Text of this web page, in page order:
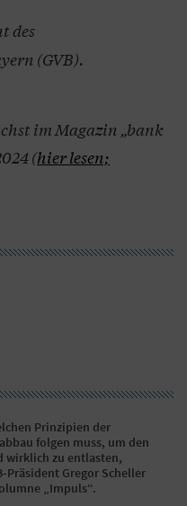
des
(GVB).
im Magazin „bank
(hier lesen;
Prinzipien der
folgen muss, um den
wirklich zu entlasten,
Präsident Gregor Scheller
„Impuls“.